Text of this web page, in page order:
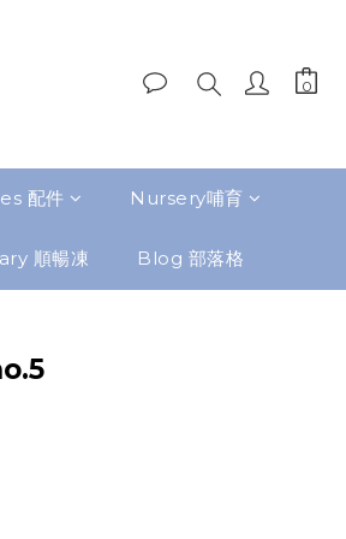
配件 Nursery哺育
順暢凍 Blog 部落格